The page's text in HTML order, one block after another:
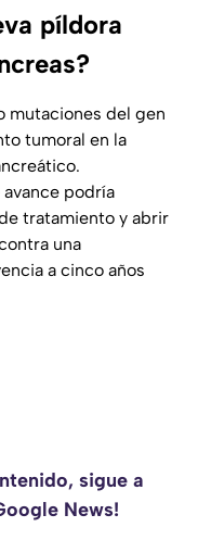
píldora
mutaciones del gen
tumoral en la
podría
tratamiento y abrir
una
a cinco años
sigue a
News!